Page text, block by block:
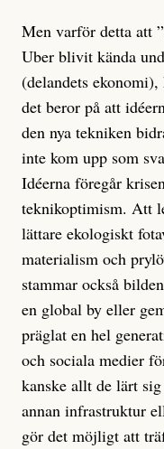
Men varför detta att
Uber blivit kända
(delandets
det beror på att
den nya tekniken
inte kom upp som
Idéerna föregår
teknikoptimism. Att
lättare ekologiskt
materialism och
stammar också
en global by eller
präglat en hel
och sociala medier
kanske allt de lärt
annan infrastruktur
gör det möjligt att